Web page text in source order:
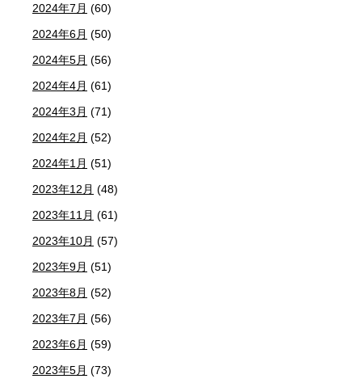
2024年7月 (60)
2024年6月 (50)
2024年5月 (56)
2024年4月 (61)
2024年3月 (71)
2024年2月 (52)
2024年1月 (51)
2023年12月 (48)
2023年11月 (61)
2023年10月 (57)
2023年9月 (51)
2023年8月 (52)
2023年7月 (56)
2023年6月 (59)
2023年5月 (73)